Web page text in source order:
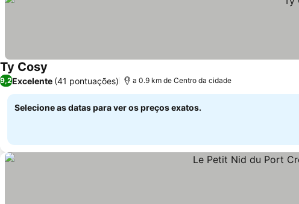
Ty Cosy
9,2Excelente (41 pontuações) a 0.9 km de Centro da cidade
Selecione as datas para ver os preços exatos.